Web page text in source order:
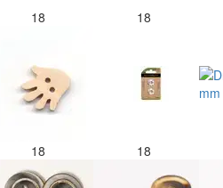
18 18
18 18